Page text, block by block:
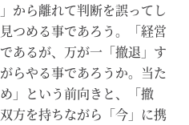
から離れて判断を誤ってし
つめる事であろう。「経営
あるが、万が一「撤退」す
らやる事であろうか。当た
」という前向きと、「撤
方を持ちながら「今」に携